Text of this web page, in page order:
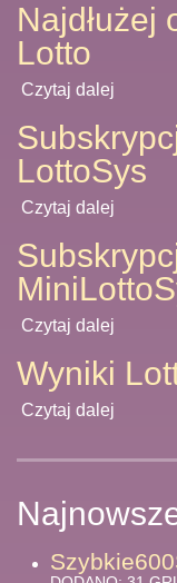
Najdłużej
Lotto
Czytaj dalej
LottoSys
Czytaj dalej
Czytaj dalej
Wyniki
Czytaj dalej